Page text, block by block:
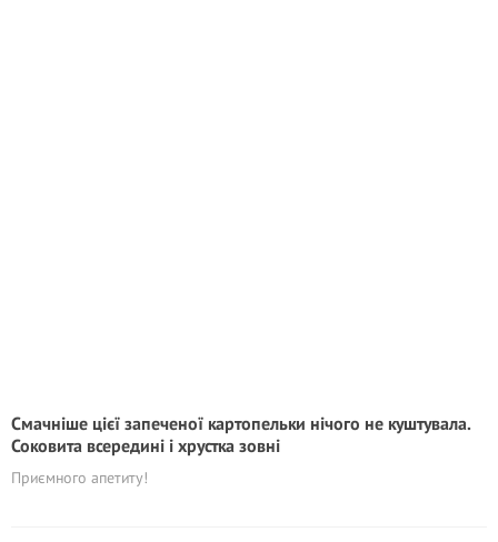
Смачніше цієї запеченої картопельки нічого не куштувала.
Соковита всередині і хрустка зовні
Приємного апетиту!